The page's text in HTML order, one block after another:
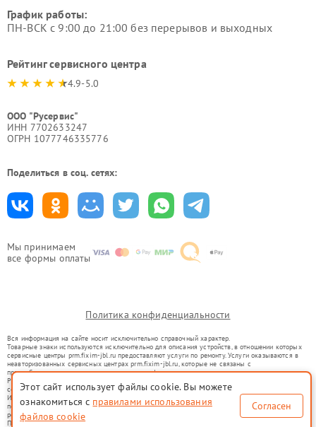
Мы принимаем
все формы оплаты
График работы:
ПН-ВСК с 9:00 до 21:00 без перерывов и выходных
Рейтинг сервисного центра
4.9-5.0
ООО "Русервис"
ИНН 7702633247
ОГРН 1077746335776
Поделиться в соц. сетях:
Политика конфиденциальности
Вся информация на сайте носит исключительно справочный характер.
Товарные знаки используются исключительно для описания устройств, в отношении которых
сервисные центры prm.fixim-jbl.ru предоставляют услуги по ремонту. Услуги оказываются в
неавторизованных сервисных центрах prm.fixim-jbl.ru, которые не связаны с
правообладателями товарных знаков или их официальными представителями.
Ремонт осуществляется для устройств, уже введенных в гражданский оборот в соответствии
со статьей 1487 ГК РФ.
Использование товарных знаков не преследует цели индивидуализации услуг или введения
потребителей в заблуждение, а служит для информирования о предоставляемых услугах по
ремонту техники указанных брендов.
Представленная на сайте информация не является публичной офертой, определяемой
Этот сайт использует файлы cookie. Вы можете
ознакомиться с правилами использования
файлов cookie
Согласен